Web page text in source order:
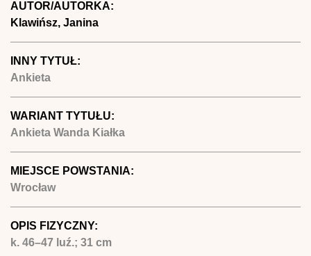
AUTOR/AUTORKA:
Klawińsz, Janina
INNY TYTUŁ:
Ankieta
WARIANT TYTUŁU:
Ankieta Wanda Kiałka
MIEJSCE POWSTANIA:
Wrocław
OPIS FIZYCZNY:
k. 46–47 luź.; 31 cm